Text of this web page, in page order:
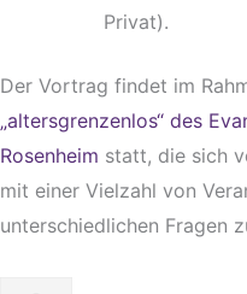
Privat).
Der Vortrag findet im
„altersgrenzenlos“ des
Rosenheim statt, die sich
mit einer Vielzahl von
unterschiedlichen Fragen